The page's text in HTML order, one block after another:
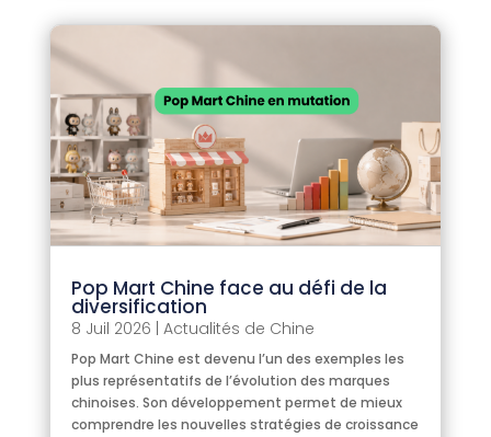
Pop Mart Chine face au défi de la
diversification
8 Juil 2026 | Actualités de Chine
Pop Mart Chine est devenu l’un des exemples les
plus représentatifs de l’évolution des marques
chinoises. Son développement permet de mieux
comprendre les nouvelles stratégies de croissance